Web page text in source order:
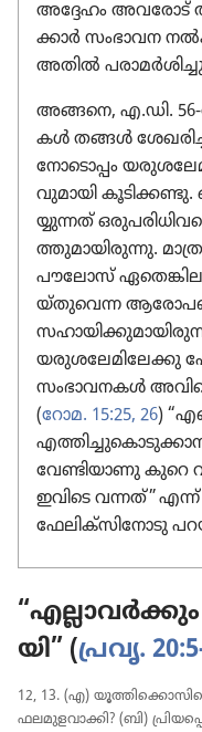
അദ്ദേഹം അവരോട്‌
ക്കാർ സംഭാവന
അതിൽ
അങ്ങനെ, എ.ഡി. 56-
കൾ തങ്ങൾ
നോ​ടൊ​പ്പം
വു​മാ​യി കൂടി​ക്കണ്ടു.
യ്യു​ന്നത്‌
ത്തു​മാ​യി​രു​ന്നു.
പൗലോസ്‌
യ്‌തു​വെന്ന
യരുശ​ലേ​മി​ലേക്കു
സംഭാ​വ​നകൾ
(റോമ. 15:25, 26)
വേണ്ടി​യാ​ണു കുറെ
ഇവിടെ വന്നത്‌”
ഫേലി​ക്‌സി​നോ​ടു
യി” (പ്രവൃ.
12, 13. (എ)
ഫലമു​ള​വാ​ക്കി? (ബി)